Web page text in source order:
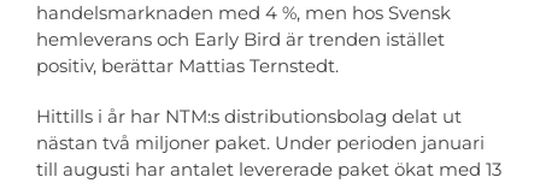
handelsmarknaden med 4 %, men hos Svensk
hemleverans och Early Bird är trenden istället
positiv, berättar Mattias Ternstedt.
Hittills i år har NTM:s distributionsbolag delat ut
nästan två miljoner paket. Under perioden januari
till augusti har antalet levererade paket ökat med 13